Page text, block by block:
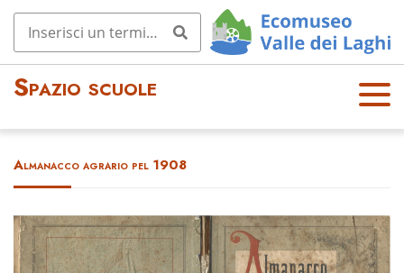
Spazio scuole
OPE
N
Almanacco agrario pel 1908